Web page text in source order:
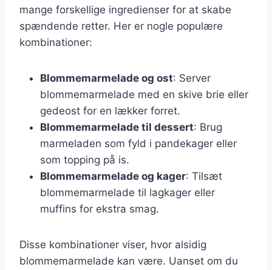
mange forskellige ingredienser for at skabe
spændende retter. Her er nogle populære
kombinationer:
Blommemarmelade og ost: Server
blommemarmelade med en skive brie eller
gedeost for en lækker forret.
Blommemarmelade til dessert: Brug
marmeladen som fyld i pandekager eller
som topping på is.
Blommemarmelade og kager: Tilsæt
blommemarmelade til lagkager eller
muffins for ekstra smag.
Disse kombinationer viser, hvor alsidig
blommemarmelade kan være. Uanset om du